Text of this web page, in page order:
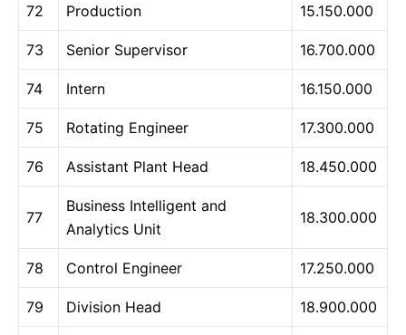
72 Production 15.150.000
73 Senior Supervisor 16.700.000
74 Intern 16.150.000
75 Rotating Engineer 17.300.000
76 Assistant Plant Head 18.450.000
77
Business Intelligent and
Analytics Unit
18.300.000
78 Control Engineer 17.250.000
79 Division Head 18.900.000